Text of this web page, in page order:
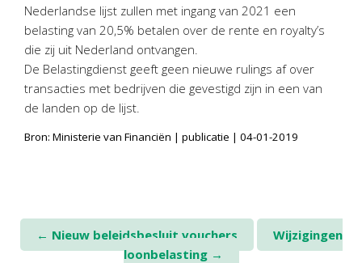
Avanti Online
Twinfield – Boekhouden
BaseCone – Facturen
Visionplanner – Rapportage
Nederlandse lijst zullen met ingang van 2021 een
belasting van 20,5% betalen over de rente en royalty’s
die zij uit Nederland ontvangen.
De Belastingdienst geeft geen nieuwe rulings af over
transacties met bedrijven die gevestigd zijn in een van
de landen op de lijst.
Bron: Ministerie van Financiën | publicatie | 04-01-2019
Post
← Nieuw beleidsbesluit vouchers
Wijzigingen
loonbelasting →